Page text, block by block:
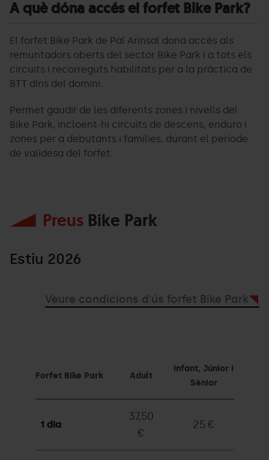
A què dóna accés el forfet Bike Park?
El forfet Bike Park de Pal Arinsal dona accés als
remuntadors oberts del sector Bike Park i a tots els
circuits i recorreguts habilitats per a la pràctica de
BTT dins del domini.
Permet gaudir de les diferents zones i nivells del
Bike Park, incloent-hi circuits de descens, enduro i
zones per a debutants i famílies, durant el període
de validesa del forfet.
Preus Bike Park
Estiu 2026
Veure condicions d'ús forfet Bike Park
Forfet Bike Park Adult
Infant, Júnior i
Sènior
1 dia
37,50
€
25 €